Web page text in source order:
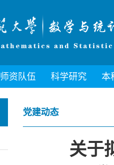
师资队伍 科学研究 本
党建动态
关于